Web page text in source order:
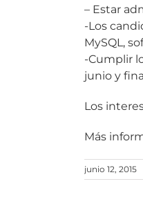
– Estar
-Los
MySQL,
-Cumplir
junio y
Los
Más
junio 12, 2015